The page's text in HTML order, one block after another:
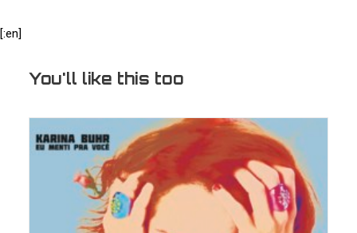
[:en]
You'll like this too